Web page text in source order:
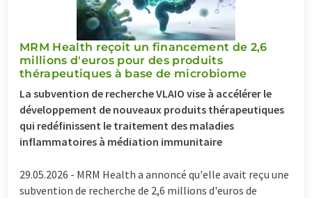
MRM Health reçoit un financement de 2,6
millions d'euros pour des produits
thérapeutiques à base de microbiome
La subvention de recherche VLAIO vise à accélérer le
développement de nouveaux produits thérapeutiques
qui redéfinissent le traitement des maladies
inflammatoires à médiation immunitaire
29.05.2026 - MRM Health a annoncé qu'elle avait reçu une
subvention de recherche de 2,6 millions d'euros de